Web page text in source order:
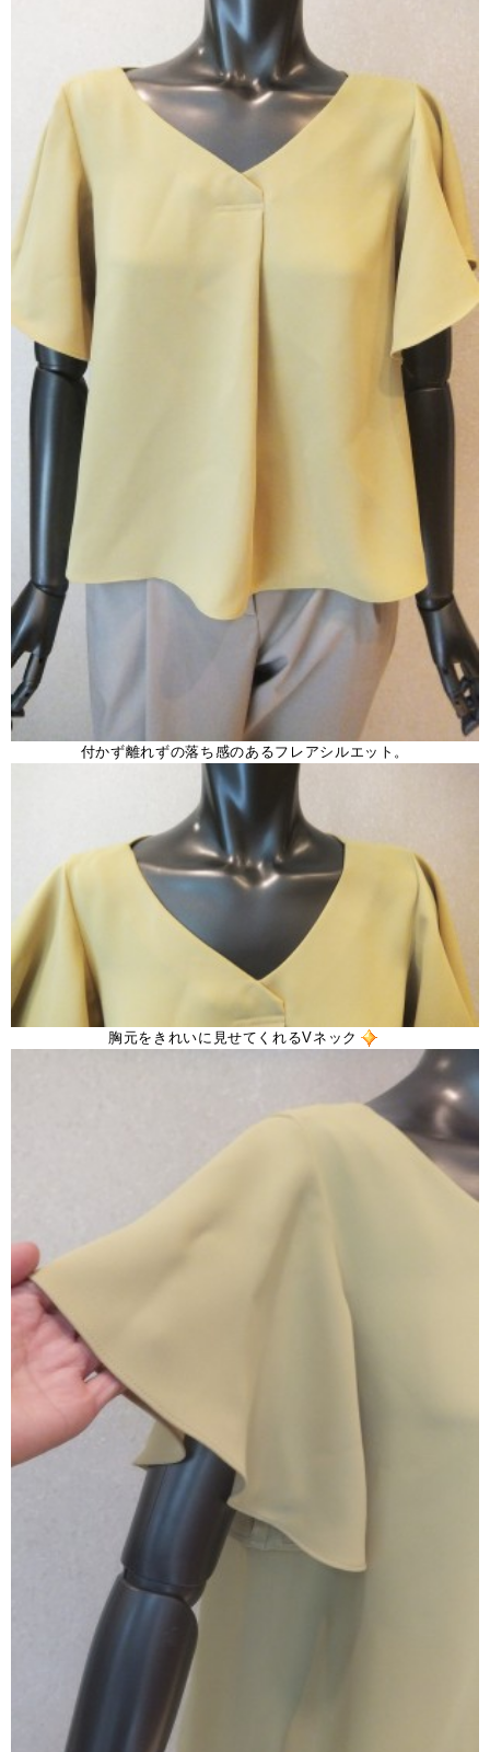
付かず離れずの落ち感のあるフレアシルエット。
胸元をきれいに見せてくれるVネック